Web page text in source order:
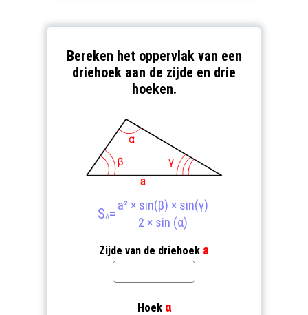
Bereken het oppervlak van een
driehoek aan de zijde en drie
hoeken.
SΔ=
a² × sin(β) × sin(γ)
2 × sin (α)
Zijde van de driehoek a
Hoek α